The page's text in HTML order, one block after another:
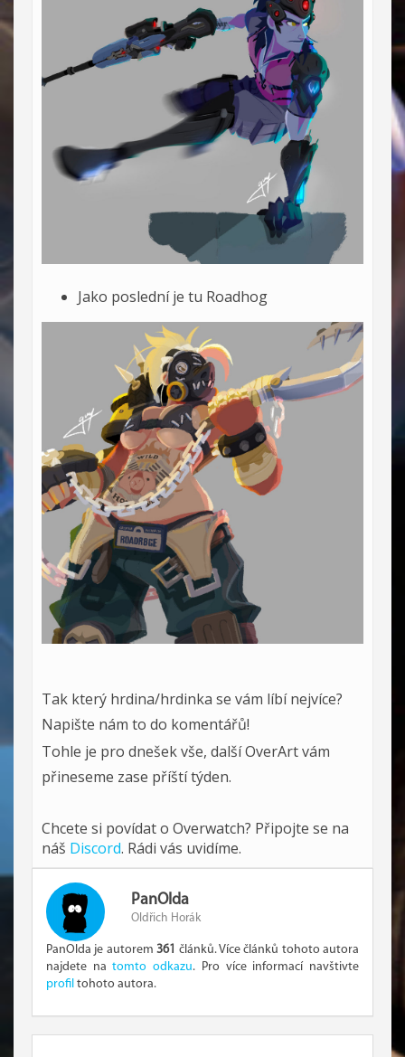
Jako poslední je tu Roadhog
Tak který hrdina/hrdinka se vám líbí nejvíce?
Napište nám to do komentářů!
Tohle je pro dnešek vše, další OverArt vám
přineseme zase příští týden.
Chcete si povídat o Overwatch? Připojte se na
náš Discord. Rádi vás uvidíme.
PanOlda
Oldřich Horák
PanOlda je autorem361 článků. Více článků tohoto autora
najdete natomto odkazu. Pro více informací navštivte
profil tohoto autora.